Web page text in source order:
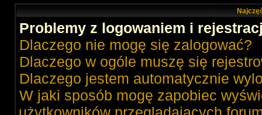
Problemy z logowaniem i
Dlaczego nie mogę się zalogować?
Dlaczego w ogóle muszę się
Dlaczego jestem automatycznie
W jaki sposób mogę zapobiec